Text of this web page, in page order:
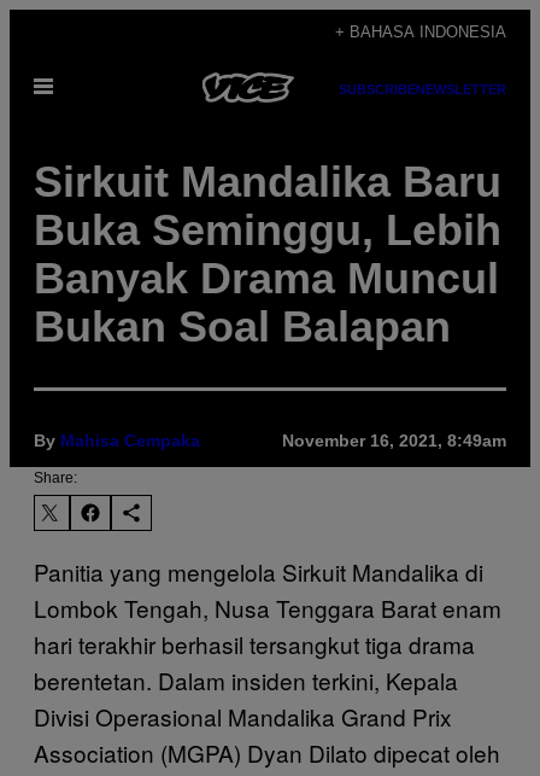
content
+ BAHASA INDONESIA
Open
SUBSCRIBENEWSLETTER
Sirkuit Mandalika Baru
Buka Seminggu, Lebih
Banyak Drama Muncul
Bukan Soal Balapan
By Mahisa Cempaka November 16, 2021, 8:49am
Share:
Panitia yang mengelola Sirkuit Mandalika di
Lombok Tengah, Nusa Tenggara Barat enam
hari terakhir berhasil tersangkut tiga drama
berentetan. Dalam insiden terkini, Kepala
Divisi Operasional Mandalika Grand Prix
Association (MGPA) Dyan Dilato dipecat oleh